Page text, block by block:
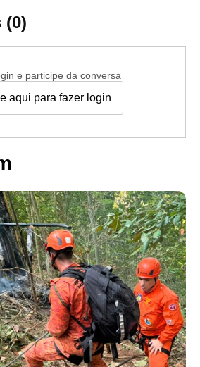
(0)
e participe da conversa
aqui para fazer login